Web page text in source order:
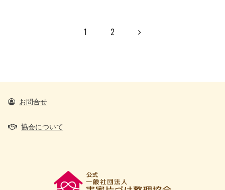
1 2 次
お問合せ
協会について